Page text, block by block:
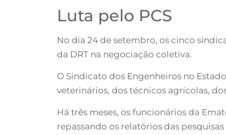
Luta pelo PCS
No dia 24 de setembro, os cinco
da DRT na negociação coletiva.
O Sindicato dos Engenheiros no
veterinários, dos técnicos agrícolas,
Há três meses, os funcionários da
repassando os relatórios das